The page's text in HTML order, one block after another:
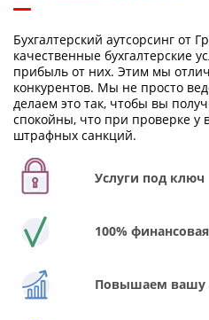
Бухгалтерский аутсорсинг от
качественные бухгалтерские
прибыль от них. Этим мы
конкурентов. Мы не просто
делаем это так, чтобы вы
спокойны, что при проверке у
штрафных санкций.
Услуги под ключ
100%
Повышаем вашу